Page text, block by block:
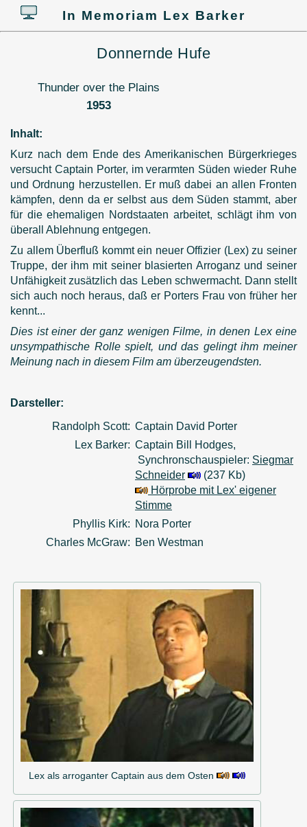
In Memoriam Lex Barker
Donnernde Hufe
Thunder over the Plains
1953
Inhalt:
Kurz nach dem Ende des Amerikanischen Bürgerkrieges
versucht Captain Porter, im verarmten Süden wieder Ruhe
und Ordnung herzustellen. Er muß dabei an allen Fronten
kämpfen, denn da er selbst aus dem Süden stammt, aber
für die ehemaligen Nordstaaten arbeitet, schlägt ihm von
überall Ablehnung entgegen.
Zu allem Überfluß kommt ein neuer Offizier (Lex) zu seiner
Truppe, der ihm mit seiner blasierten Arroganz und seiner
Unfähigkeit zusätzlich das Leben schwermacht. Dann stellt
sich auch noch heraus, daß er Porters Frau von früher her
kennt...
Dies ist einer der ganz wenigen Filme, in denen Lex eine
unsympathische Rolle spielt, und das gelingt ihm meiner
Meinung nach in diesem Film am überzeugendsten.
Darsteller:
Randolph Scott: Captain David Porter
Lex Barker: Captain Bill Hodges,
Synchronschauspieler: Siegmar
Schneider
(237 Kb)
Hörprobe mit Lex' eigener
Stimme
Phyllis Kirk: Nora Porter
Charles McGraw: Ben Westman
Lex als arroganter Captain aus dem Osten